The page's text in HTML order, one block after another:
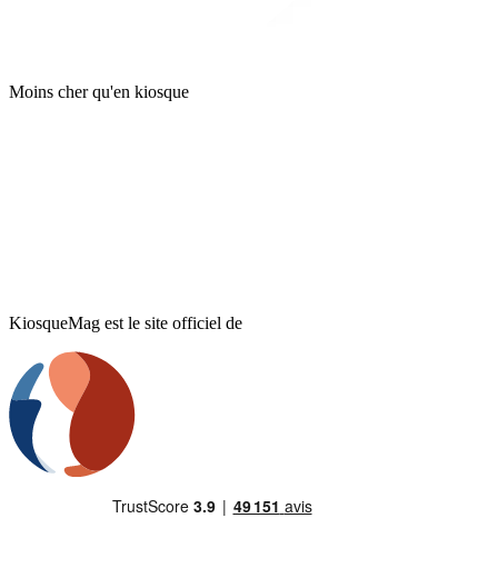
Moins cher qu'en kiosque
KiosqueMag est le site officiel de